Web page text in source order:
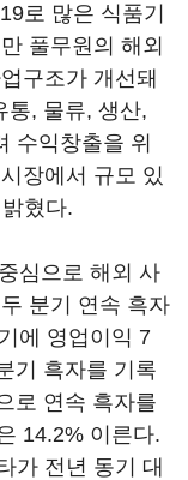
로 많은 식품기
풀무원의 해외
구조가 개선돼
통, 물류, 생산,
수익창출을 위
장에서 규모 있
혔다.
심으로 해외 사
분기 연속 흑자
에 영업이익 7
기 흑자를 기록
로 연속 흑자를
14.2% 이른다.
가 전년 동기 대